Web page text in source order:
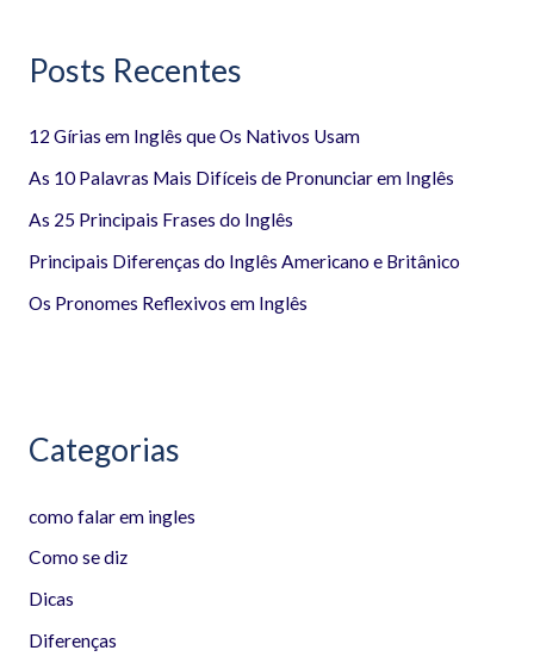
u
s
a
r
Posts Recentes
12 Gírias em Inglês que Os Nativos Usam
As 10 Palavras Mais Difíceis de Pronunciar em Inglês
As 25 Principais Frases do Inglês
Principais Diferenças do Inglês Americano e Britânico
Os Pronomes Reflexivos em Inglês
Categorias
como falar em ingles
Como se diz
Dicas
Diferenças